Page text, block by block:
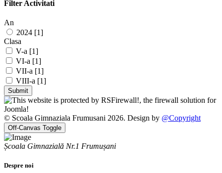
Filter Activitati
An
2024 [1]
Clasa
V-a [1]
VI-a [1]
VII-a [1]
VIII-a [1]
© Scoala Gimnaziala Frumusani 2026. Design by @Copyright
Off-Canvas Toggle
Școala Gimnazială Nr.1 Frumușani
Despre noi